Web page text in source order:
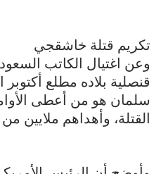
تكريم قتلة خاشقجي
وعن اغتيال الكاتب
قنصلية بلاده مطلع
سلمان هو من أعطى
القتلة، وأهداهم ملايين